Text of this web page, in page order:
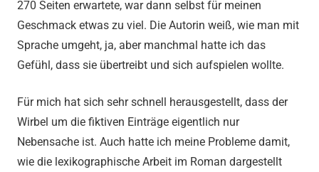
270 Seiten erwartete, war dann selbst für meinen
Geschmack etwas zu viel. Die Autorin weiß, wie man mit
Sprache umgeht, ja, aber manchmal hatte ich das
Gefühl, dass sie übertreibt und sich aufspielen wollte.
Für mich hat sich sehr schnell herausgestellt, dass der
Wirbel um die fiktiven Einträge eigentlich nur
Nebensache ist. Auch hatte ich meine Probleme damit,
wie die lexikographische Arbeit im Roman dargestellt